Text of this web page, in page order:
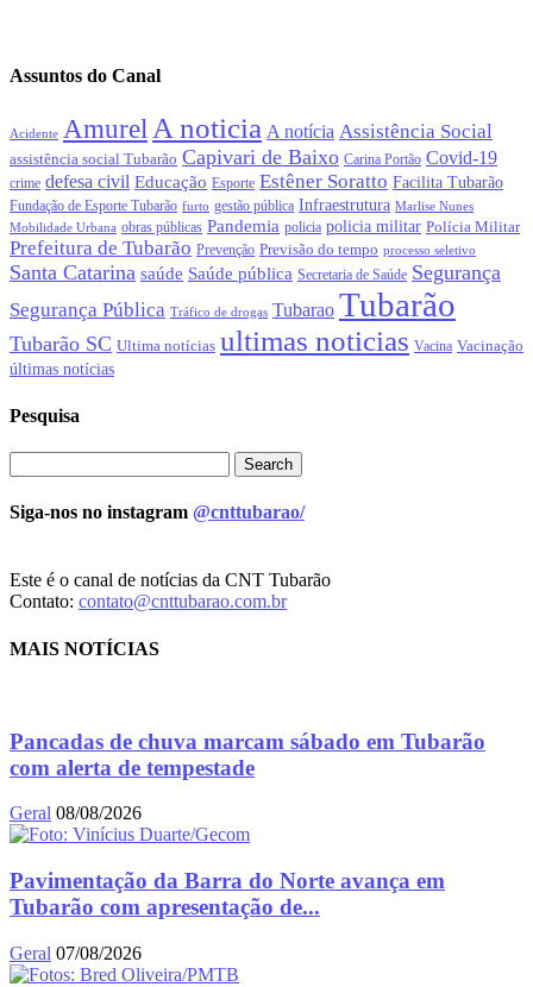
Assuntos do Canal
Acidente Amurel A noticia A notícia Assistência Social
assistência social Tubarão Capivari de Baixo Carina Portão Covid-19
crime defesa civil Educação Esporte Estêner Soratto Facilita Tubarão
Fundação de Esporte Tubarão furto gestão pública Infraestrutura Marlise Nunes
Mobilidade Urbana obras públicas Pandemia policia policia militar Polícia Militar
Prefeitura de Tubarão Prevenção Previsão do tempo processo seletivo
Santa Catarina saúde Saúde pública Secretaria de Saúde Segurança
Segurança Pública Tráfico de drogas Tubarao Tubarão
Tubarão SC Ultima notícias ultimas noticias Vacina Vacinação
últimas notícias
Pesquisa
Siga-nos no instagram @cnttubarao/
Este é o canal de notícias da CNT Tubarão
Contato: contato@cnttubarao.com.br
MAIS NOTÍCIAS
Pancadas de chuva marcam sábado em Tubarão
com alerta de tempestade
Geral 08/08/2026
Pavimentação da Barra do Norte avança em
Tubarão com apresentação de...
Geral 07/08/2026